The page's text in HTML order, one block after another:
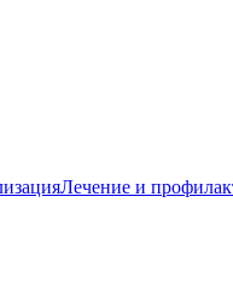
Лечение и